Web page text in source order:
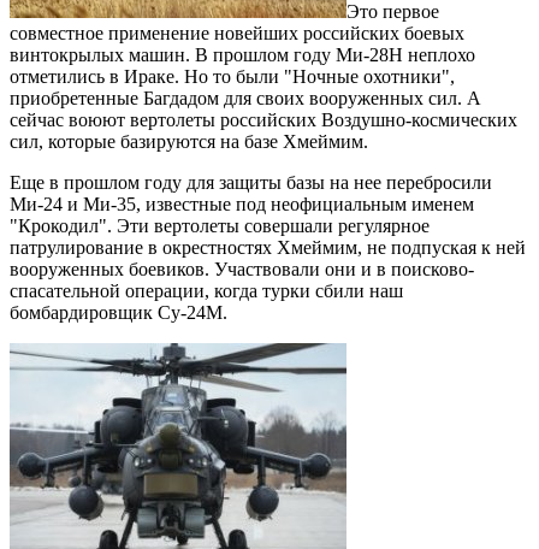
Это первое
совместное применение новейших российских боевых
винтокрылых машин. В прошлом году Ми-28Н неплохо
отметились в Ираке. Но то были "Ночные охотники",
приобретенные Багдадом для своих вооруженных сил. А
сейчас воюют вертолеты российских Воздушно-космических
сил, которые базируются на базе Хмеймим.
Еще в прошлом году для защиты базы на нее перебросили
Ми-24 и Ми-35, известные под неофициальным именем
"Крокодил". Эти вертолеты совершали регулярное
патрулирование в окрестностях Хмеймим, не подпуская к ней
вооруженных боевиков. Участвовали они и в поисково-
спасательной операции, когда турки сбили наш
бомбардировщик Су-24М.